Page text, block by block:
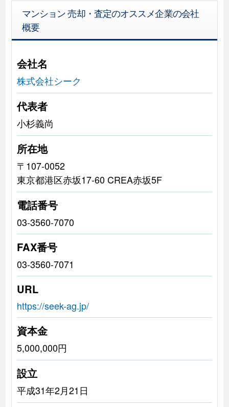
マンション 売却・査定のオススメ企業の会社
概要
会社名
株式会社シーク
代表者
小杉義尚
所在地
〒107-0052
東京都港区赤坂17-60 CREA赤坂5F
電話番号
03-3560-7070
FAX番号
03-3560-7071
URL
https://seek-ag.jp/
資本金
5,000,000円
設立
平成31年2月21日